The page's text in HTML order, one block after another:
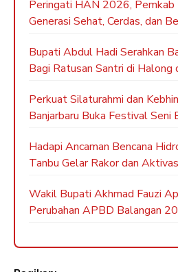
Peringati HAN 2026, Pemkab
Generasi Sehat, Cerdas, dan
Bupati Abdul Hadi Serahkan
Bagi Ratusan Santri di Halong
Perkuat Silaturahmi dan
Banjarbaru Buka Festival Seni
Hadapi Ancaman Bencana
Tanbu Gelar Rakor dan
Wakil Bupati Akhmad Fauzi
Perubahan APBD Balangan